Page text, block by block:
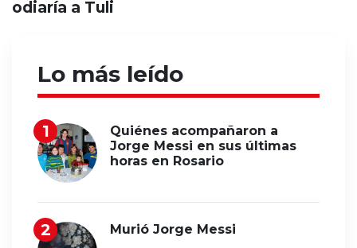
odiaría a Tuli
Lo más leído
Quiénes acompañaron a
Jorge Messi en sus últimas
horas en Rosario
Murió Jorge Messi